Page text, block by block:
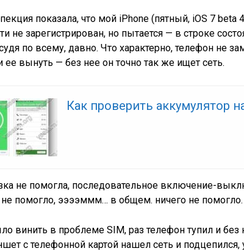
показала, что мой iPhone (пятный, iOS 7 beta
не зарегистрирован, но пытается — в строке
по всему, давно. Что характерно, телефон не
ее вынуть — без нее он точно так же ищет сеть.
Как проверить аккумулятор
не помогла, последовательное включение-
не помогло, ээээммм… в общем. ничего не помогло.
винить в проблеме SIM, раз телефон тупил и без
с телефонной картой нашел сеть и